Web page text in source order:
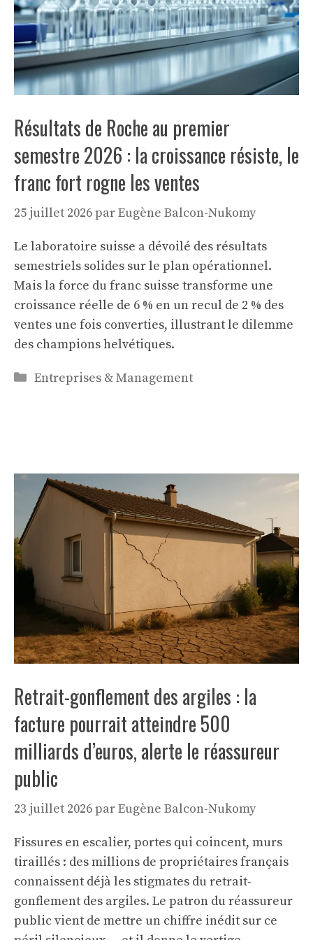
Résultats de Roche au premier
semestre 2026 : la croissance résiste, le
franc fort rogne les ventes
25 juillet 2026parEugène Balcon-Nukomy
Le laboratoire suisse a dévoilé des résultats
semestriels solides sur le plan opérationnel.
Mais la force du franc suisse transforme une
croissance réelle de 6 % en un recul de 2 % des
ventes une fois converties, illustrant le dilemme
des champions helvétiques.
Catégories
Entreprises & Management
Retrait-gonflement des argiles : la
facture pourrait atteindre 500
milliards d’euros, alerte le réassureur
public
23 juillet 2026parEugène Balcon-Nukomy
Fissures en escalier, portes qui coincent, murs
tiraillés : des millions de propriétaires français
connaissent déjà les stigmates du retrait-
gonflement des argiles. Le patron du réassureur
public vient de mettre un chiffre inédit sur ce